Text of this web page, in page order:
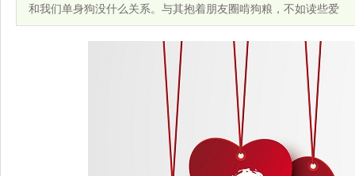
和我们单身狗没什么关系。与其抱着朋友圈啃狗粮，不如读些爱